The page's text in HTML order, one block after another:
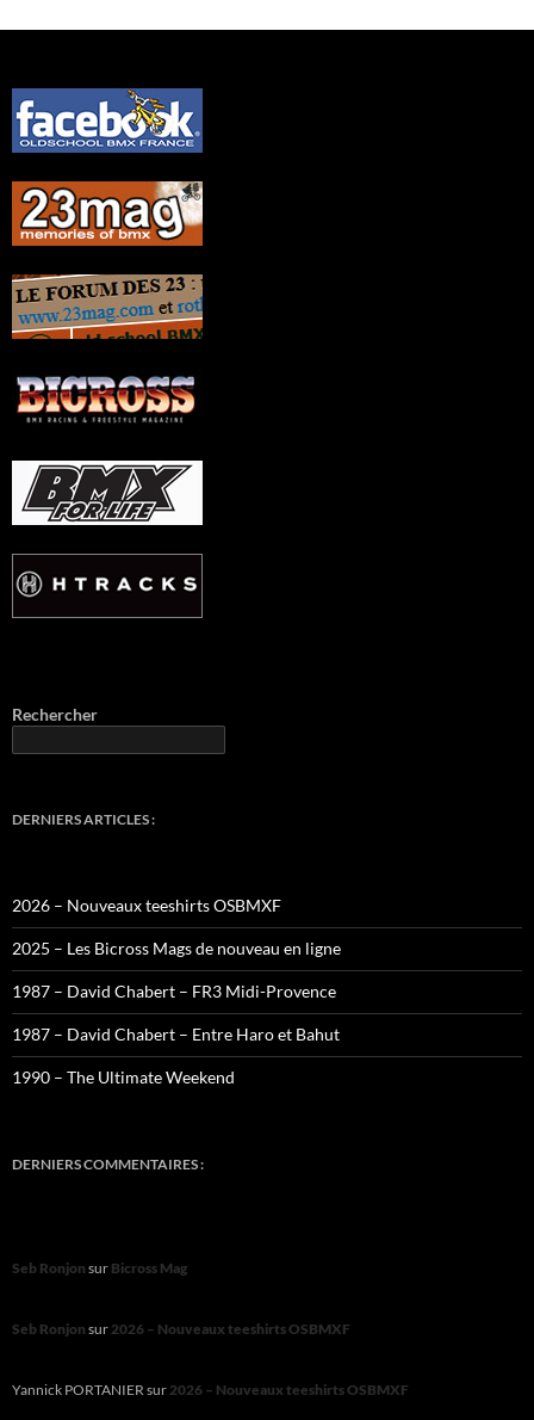
Rechercher
DERNIERS ARTICLES :
2026 – Nouveaux teeshirts OSBMXF
2025 – Les Bicross Mags de nouveau en ligne
1987 – David Chabert – FR3 Midi-Provence
1987 – David Chabert – Entre Haro et Bahut
1990 – The Ultimate Weekend
DERNIERS COMMENTAIRES :
Seb Ronjon sur Bicross Mag
Seb Ronjon sur2026 – Nouveaux teeshirts OSBMXF
Yannick PORTANIERsur2026 – Nouveaux teeshirts OSBMXF